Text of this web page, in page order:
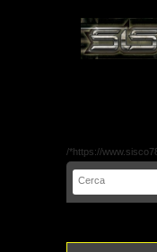
/*https://